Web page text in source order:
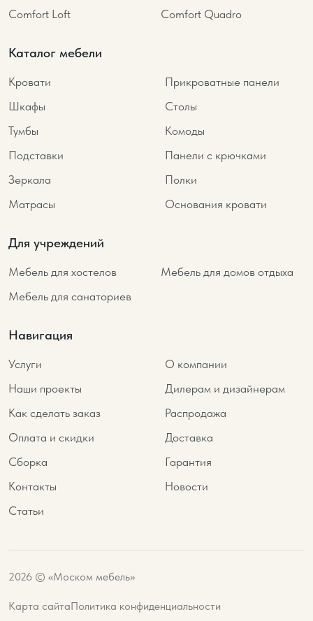
Comfort Loft
Comfort Quadro
Каталог мебели
Кровати
Прикроватные панели
Шкафы
Столы
Тумбы
Комоды
Подставки
Панели с крючками
Зеркала
Полки
Матрасы
Основания кровати
Для учреждений
Мебель для хостелов
Мебель для домов отдыха
Мебель для санаториев
Навигация
Услуги
О компании
Наши проекты
Дилерам и дизайнерам
Как сделать заказ
Распродажа
Оплата и скидки
Доставка
Сборка
Гарантия
Контакты
Новости
Статьи
2026 © «Моском мебель»
Карта сайтаПолитика конфиденциальности